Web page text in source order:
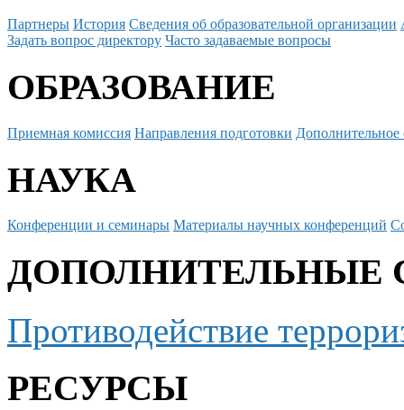
Партнеры История Сведения об образовательной организации
Задать вопрос директору Часто задаваемые вопросы
ОБРАЗОВАНИЕ
Приемная комиссия Направления подготовки Дополнительное
НАУКА
Конференции и семинары Материалы научных конференций
ДОПОЛНИТЕЛЬНЫЕ
Противодействие
РЕСУРСЫ